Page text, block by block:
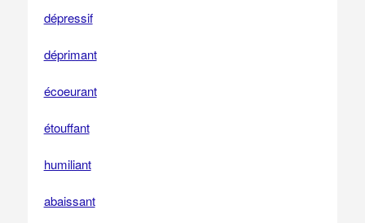
dépressif
déprimant
écoeurant
étouffant
humiliant
abaissant